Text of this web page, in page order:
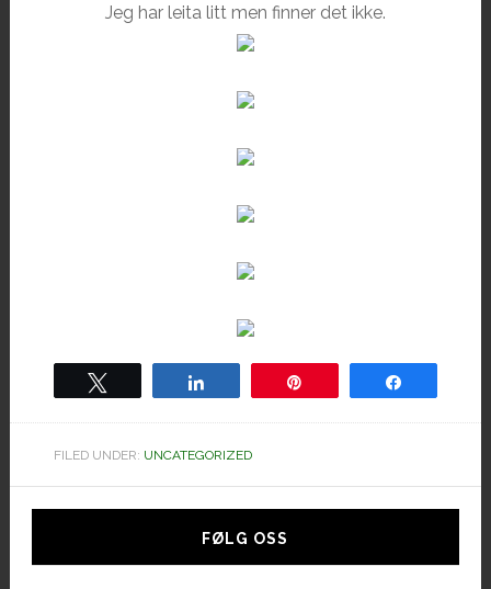
Jeg har leita litt men finner det ikke.
FILED UNDER: UNCATEGORIZED
Hoved
FØLG OSS